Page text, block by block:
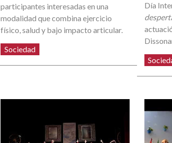
participantes interesadas en una
modalidad que combina ejercicio
físico, salud y bajo impacto articular.
Sociedad
Día